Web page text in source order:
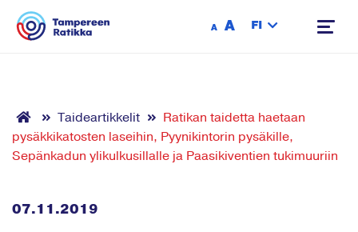
A A FI
Taideartikkelit
Ratikan taidetta haetaan
pysäkkikatosten laseihin, Pyynikintorin pysäkille,
Sepänkadun ylikulkusillalle ja Paasikiventien tukimuuriin
07.11.2019